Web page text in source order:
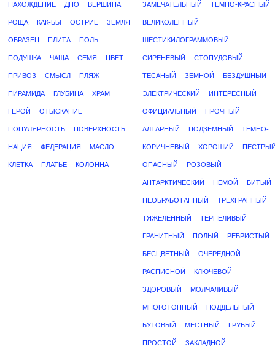
НАХОЖДЕНИЕ ДНО ВЕРШИНА
РОЩА КАК-БЫ ОСТРИЕ ЗЕМЛЯ
ОБРАЗЕЦ ПЛИТА ПОЛЬ
ПОДУШКА ЧАЩА СЕМЯ ЦВЕТ
ПРИВОЗ СМЫСЛ ПЛЯЖ
ПИРАМИДА ГЛУБИНА ХРАМ
ГЕРОЙ ОТЫСКАНИЕ
ПОПУЛЯРНОСТЬ ПОВЕРХНОСТЬ
НАЦИЯ ФЕДЕРАЦИЯ МАСЛО
КЛЕТКА ПЛАТЬЕ КОЛОННА
ЗАМЕЧАТЕЛЬНЫЙ ТЕМНО-КРАСНЫЙ
ВЕЛИКОЛЕПНЫЙ
ШЕСТИКИЛОГРАММОВЫЙ
СИРЕНЕВЫЙ СТОПУДОВЫЙ
ТЕСАНЫЙ ЗЕМНОЙ БЕЗДУШНЫЙ
ЭЛЕКТРИЧЕСКИЙ ИНТЕРЕСНЫЙ
ОФИЦИАЛЬНЫЙ ПРОЧНЫЙ
АЛТАРНЫЙ ПОДЗЕМНЫЙ ТЕМНО-
КОРИЧНЕВЫЙ ХОРОШИЙ
ОПАСНЫЙ РОЗОВЫЙ
АНТАРКТИЧЕСКИЙ НЕМОЙ БИТЫЙ
НЕОБРАБОТАННЫЙ ТРЕХГРАННЫЙ
ТЯЖЕЛЕННЫЙ ТЕРПЕЛИВЫЙ
ГРАНИТНЫЙ ПОЛЫЙ РЕБРИСТЫЙ
БЕСЦВЕТНЫЙ ОЧЕРЕДНОЙ
РАСПИСНОЙ КЛЮЧЕВОЙ
ЗДОРОВЫЙ МОЛЧАЛИВЫЙ
МНОГОТОННЫЙ ПОДДЕЛЬНЫЙ
БУТОВЫЙ МЕСТНЫЙ ГРУБЫЙ
ПРОСТОЙ ЗАКЛАДНОЙ